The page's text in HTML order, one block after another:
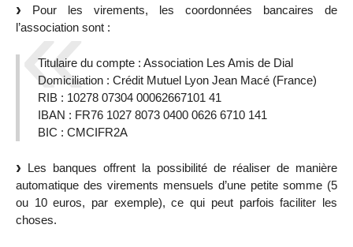
Pour les virements, les coordonnées bancaires de
l’association sont :
Titulaire du compte : Association Les Amis de Dial
Domiciliation : Crédit Mutuel Lyon Jean Macé (France)
RIB : 10278 07304 00062667101 41
IBAN : FR76 1027 8073 0400 0626 6710 141
BIC : CMCIFR2A
Les banques offrent la possibilité de réaliser de manière
automatique des virements mensuels d’une petite somme (5
ou 10 euros, par exemple), ce qui peut parfois faciliter les
choses.